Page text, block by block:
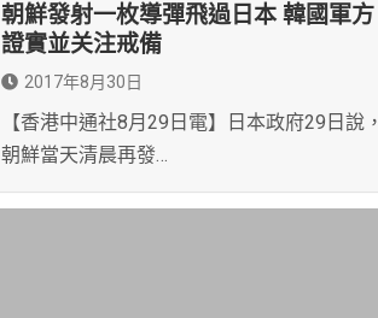
朝鮮發射一枚導彈飛過日本 韓國軍方
證實並关注戒備
2017年8月30日
【香港中通社8月29日電】日本政府29日說，
朝鮮當天清晨再發…